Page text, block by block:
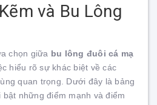
và Bu Lông
chọn giữa bu lông đuôi cá mạ
hiểu rõ sự khác biệt về các
quan trọng. Dưới đây là bảng
những điểm mạnh và điểm